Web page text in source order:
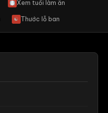
Xem tuổi làm ăn
☯ Thước lỗ ban